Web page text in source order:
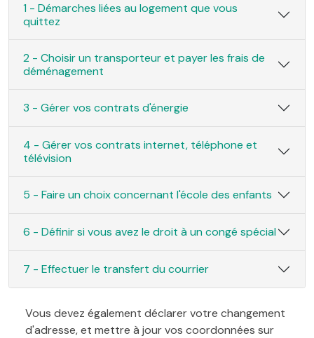
1 - Démarches liées au logement que vous
quittez
2 - Choisir un transporteur et payer les frais de
déménagement
3 - Gérer vos contrats d'énergie
4 - Gérer vos contrats internet, téléphone et
télévision
5 - Faire un choix concernant l'école des enfants
6 - Définir si vous avez le droit à un congé spécial
7 - Effectuer le transfert du courrier
Vous devez également déclarer votre changement
d'adresse, et mettre à jour vos coordonnées sur